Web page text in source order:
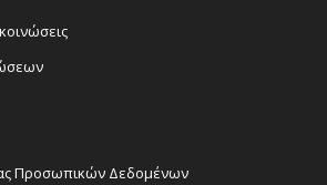
Προσωπικών Δεδομένων